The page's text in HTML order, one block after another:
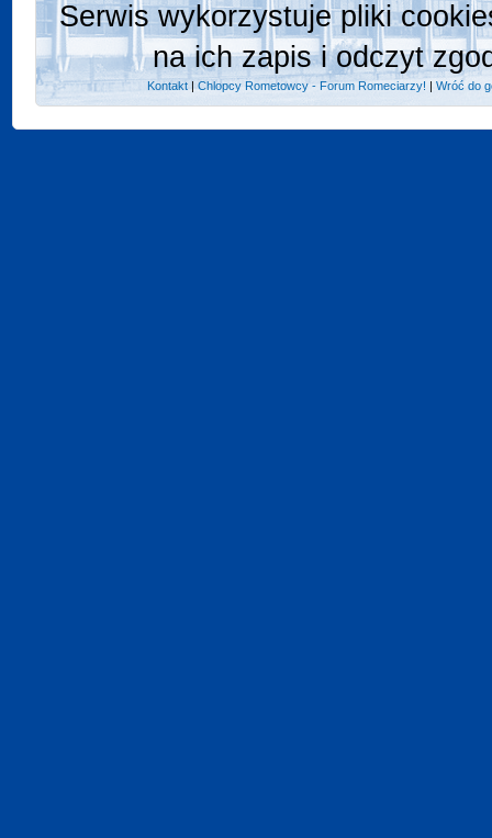
Serwis wykorzystuje pliki
na ich zapis i odczyt
Kontakt |Chlopcy Rometowcy - Forum Romeciarzy! |Wróć do